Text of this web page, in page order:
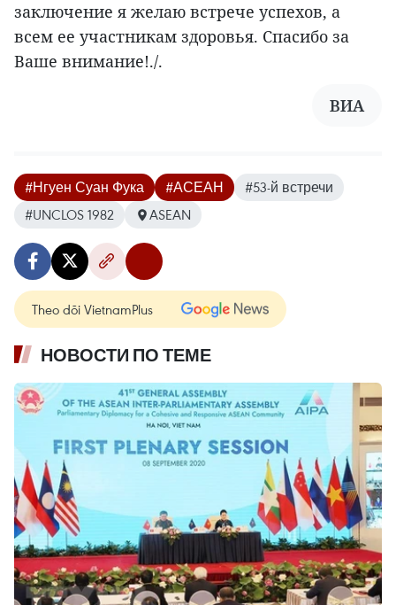
заключение я желаю встрече успехов, а
всем ее участникам здоровья. Спасибо за
Ваше внимание!./.
ВИА
#Нгуен Суан Фука #АСЕАН
#53-й встречи
#UNCLOS 1982
ASEAN
Theo dõi VietnamPlus
НОВОСТИ ПО ТЕМЕ